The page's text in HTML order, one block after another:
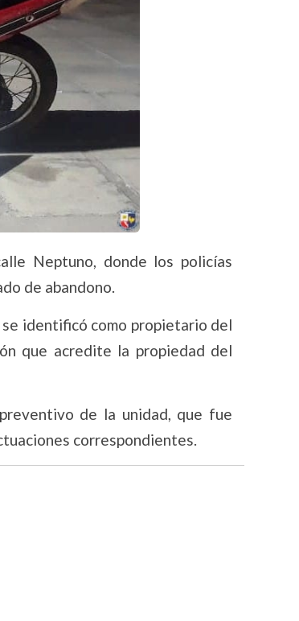
Neptuno, donde los policías
de abandono.
se identificó como propietario del
que acredite la propiedad del
de la unidad, que fue
correspondientes.